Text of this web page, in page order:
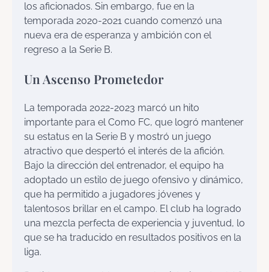
los aficionados. Sin embargo, fue en la
temporada 2020-2021 cuando comenzó una
nueva era de esperanza y ambición con el
regreso a la Serie B.
Un Ascenso Prometedor
La temporada 2022-2023 marcó un hito
importante para el Como FC, que logró mantener
su estatus en la Serie B y mostró un juego
atractivo que despertó el interés de la afición.
Bajo la dirección del entrenador, el equipo ha
adoptado un estilo de juego ofensivo y dinámico,
que ha permitido a jugadores jóvenes y
talentosos brillar en el campo. El club ha logrado
una mezcla perfecta de experiencia y juventud, lo
que se ha traducido en resultados positivos en la
liga.